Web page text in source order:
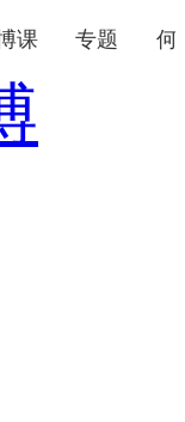
课 专题 何
登录